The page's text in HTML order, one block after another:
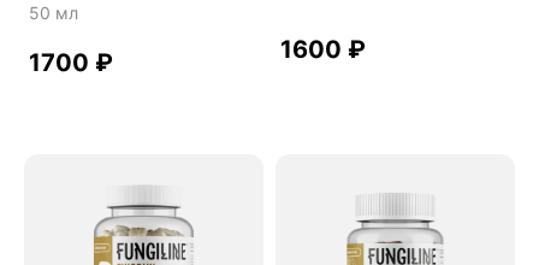
Артишок
Бакопа Монье
Готу кола
Деменция
50 мл
1700 ₽ 1600 ₽